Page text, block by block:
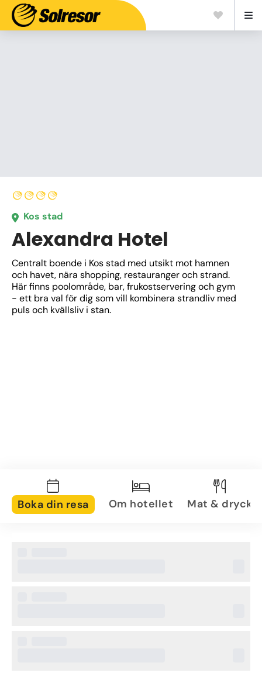
Kos stad
Alexandra Hotel
Centralt boende i Kos stad med utsikt mot hamnen
och havet, nära shopping, restauranger och strand.
Här finns poolområde, bar, frukostservering och gym
- ett bra val för dig som vill kombinera strandliv med
puls och kvällsliv i stan.
Boka din resa Om hotellet Mat & dryck